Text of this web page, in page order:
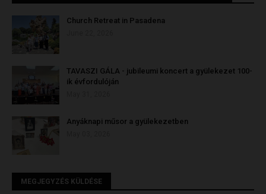
Church Retreat in Pasadena
TAVASZI GÁLA - jubileumi koncert a gyülekezet 100-
ik évfordulóján
Anyáknapi műsor a gyülekezetben
MEGJEGYZÉS KÜLDÉSE